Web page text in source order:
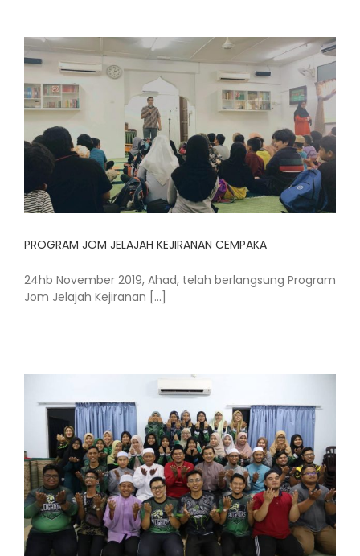
PROGRAM JOM JELAJAH KEJIRANAN CEMPAKA
24hb November 2019, Ahad, telah berlangsung Program
Jom Jelajah Kejiranan [...]